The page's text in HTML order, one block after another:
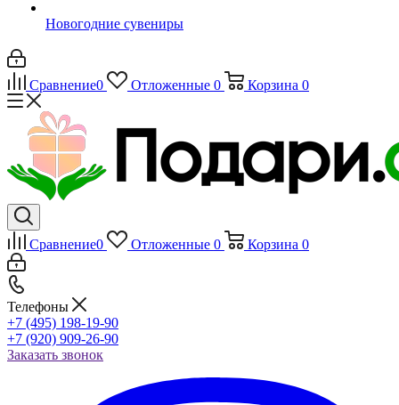
Новогодние сувениры
Сравнение0 Отложенные 0 Корзина 0
Сравнение0 Отложенные 0 Корзина 0
Телефоны
+7 (495) 198-19-90
+7 (920) 909-26-90
Заказать звонок